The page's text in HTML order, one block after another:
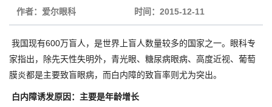
作者：爱尔眼科 时间：2015-12-11
我国现有600万盲人，是世界上盲人数量较多的国家之一。眼科专
家指出，除先天性失明外，青光眼、糖尿病眼病、高度近视、葡萄
膜炎都是主要致盲眼病，而白内障的致盲率则尤为突出。
白内障诱发原因：主要是年龄增长